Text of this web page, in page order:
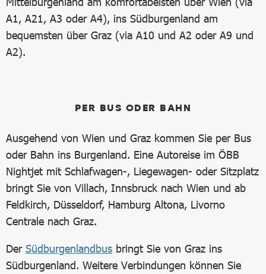
A1, A21, A3 oder A4), ins Südburgenland am
bequemsten über Graz (via A10 und A2 oder A9 und
A2).
PER BUS ODER BAHN
Ausgehend von Wien und Graz kommen Sie per Bus
oder Bahn ins Burgenland. Eine Autoreise im ÖBB
Nightjet mit Schlafwagen-, Liegewagen- oder Sitzplatz
bringt Sie von Villach, Innsbruck nach Wien und ab
Feldkirch, Düsseldorf, Hamburg Altona, Livorno
Centrale nach Graz.
Der Südburgenlandbus bringt Sie von Graz ins
Südburgenland. Weitere Verbindungen können Sie